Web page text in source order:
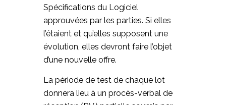
Spécifications du Logiciel
approuvées par les parties. Si elles
l’étaient et qu’elles supposent une
évolution, elles devront faire l’objet
d’une nouvelle offre.
La période de test de chaque lot
donnera lieu à un procès-verbal de